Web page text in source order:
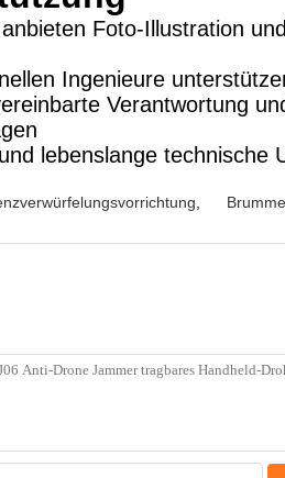
Foto-Illustration
Ingenieure
Verantwortung
lebenslange technische